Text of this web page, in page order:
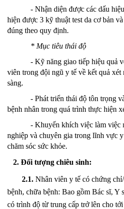
- Nhận diện được các dấu
hiện được 3 kỹ thuật test da cơ bản
đúng theo quy định.
* Mục tiêu thái độ
- Kỹ năng giao tiếp hiệu quả
viên trong đội ngũ y tế về kết quả
sàng.
- Phát triển thái độ tôn trọng
bệnh nhân trong quá trình thực hiện
- Khuyến khích việc làm việc
nghiệp và chuyên gia trong lĩnh vực
chăm sóc sức khỏe.
2. Đối tượng chiêu sinh:
2.1. Nhân viên y tế có chứng
bệnh, chữa bệnh: Bao gồm Bác sĩ,
có trình độ từ trung cấp trở lên cho